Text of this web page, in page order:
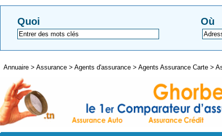
Quoi Où
Annuaire > Assurance > Agents d'assurance > Agents Assurance Carte >